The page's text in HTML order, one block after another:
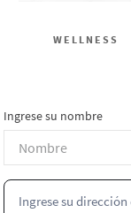
WELLNESS
Ingrese su nombre